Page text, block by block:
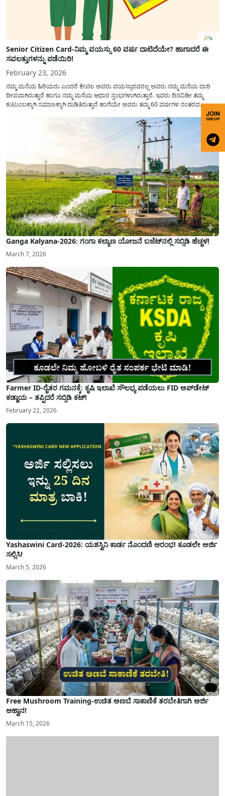
Senior Citizen Card-ನಿಮ್ಮ ವಯಸ್ಸು 60 ವರ್ಷ ದಾಟಿದೆಯೇ? ಹಾಗಾದರೆ ಈ
ಸವಲತ್ತುಗಳನ್ನು ಪಡೆಯಿರಿ!
February 23, 2026
ನಮ್ಮ ಮನೆಯ ಹಿರಿಯರು ಎಂದರೆ ಕೇವಲ ಅವರು ವಯಸ್ಸಾದವರಲ್ಲ ಅವರು ನಮ್ಮ ಮನೆಯ ದಾರಿ
ದೀಪವಾಗಿರುತ್ತಾರೆ ಹಾಗೂ ನಮ್ಮ ಮನೆಯ ಆಧಾರ ಸ್ತಂಭಗಳಾಗಿರುತ್ತಾರೆ. ಇವರು ದಿನವಿಡೀ ತಮ್ಮ
ಕುಟುಂಬಕ್ಕಾಗಿ ಸಮಾಜಕ್ಕಾಗಿ ದುಡಿತಿರುತ್ತಾರೆ ಹಾಗೆಯೇ ಅವರು ತಮ್ಮ 60 ವರ್ಷಗಳ ನಂತರದ
ಜೀವನವನ್ನು ನೆಮ್ಮದಿಯಿಂದ ಕಳೆಯಬೇಕೆಂಬುದು ಪ್ರತಿಯೊಬ್ಬರ ಕನಸಾಗಿರುತ್ತದೆ ಆದ್ದರಿಂದ ಸರ್ಕಾರವು
Ganga Kalyana-2026: ಗಂಗಾ ಕಲ್ಯಾಣ ಯೋಜನೆ ಬಜೆಟ್‌ನಲ್ಲಿ ಸಬ್ಸಿಡಿ ಹೆಚ್ಚಳ!
March 7, 2026
Farmer ID-ರೈತರ ಗಮನಕ್ಕೆ: ಕೃಷಿ ಇಲಾಖೆ ಸೌಲಭ್ಯ ಪಡೆಯಲು FID ಅಪ್‌ಡೇಟ್
ಕಡ್ಡಾಯ – ತಪ್ಪಿದರೆ ಸಬ್ಸಿಡಿ ಕಟ್!
February 22, 2026
Yashaswini Card-2026: ಯಶಸ್ವಿನಿ ಕಾರ್ಡ ನೊಂದಣಿ ಆರಂಭ! ಕೂಡಲೇ ಅರ್ಜಿ
ಸಲ್ಲಿಸಿ!
March 5, 2026
Free Mushroom Training-ಉಚಿತ ಅಣಬೆ ಸಾಕಾಣಿಕೆ ತರಬೇತಿಗಾಗಿ ಅರ್ಜಿ
ಆಹ್ವಾನ!
March 15, 2026